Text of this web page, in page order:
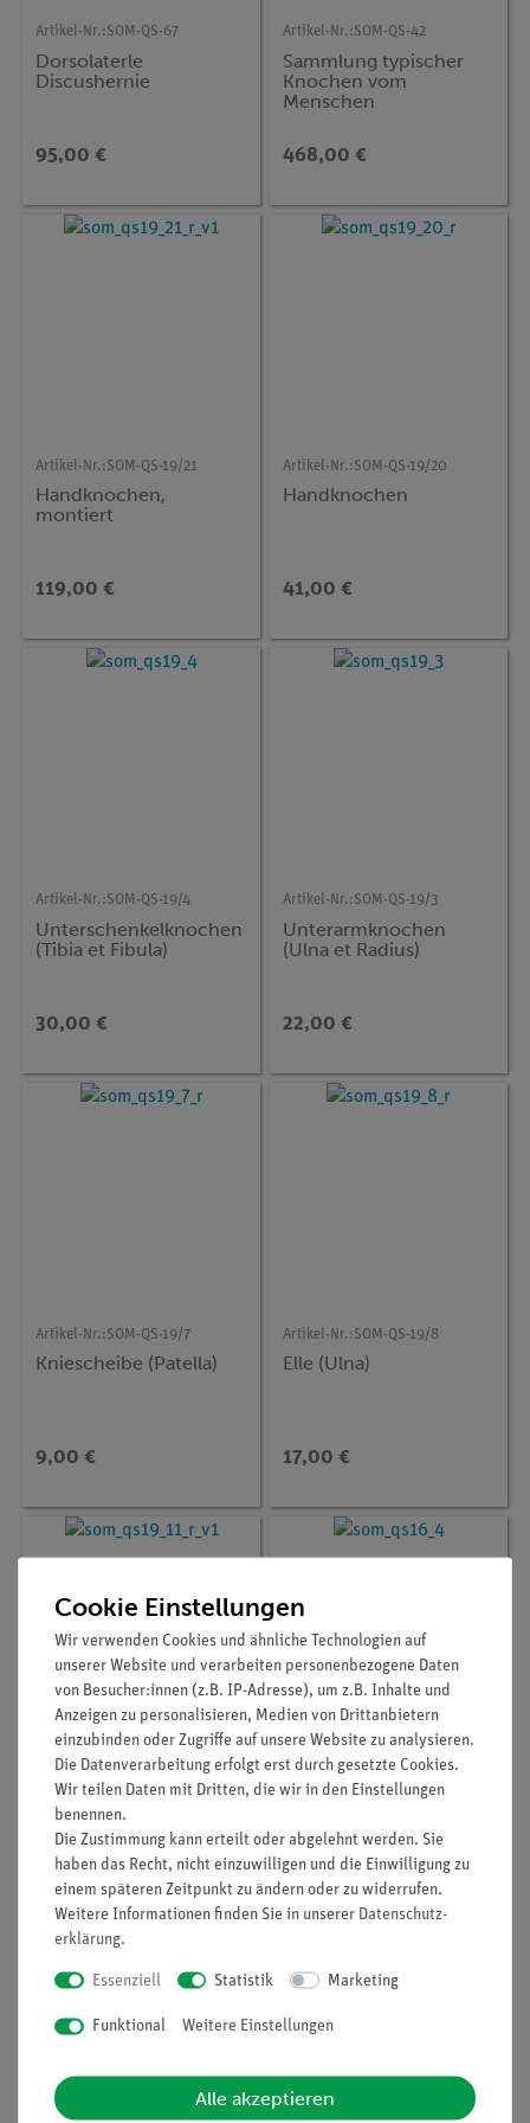
Artikel-Nr.:SOM-QS-67
Dorsolaterle
Discushernie
95,00 €
Artikel-Nr.:SOM-QS-42
Sammlung typischer
Knochen vom
Menschen
468,00 €
Artikel-Nr.:SOM-QS-19/21
Handknochen,
montiert
119,00 €
Artikel-Nr.:SOM-QS-19/20
Handknochen
41,00 €
Artikel-Nr.:SOM-QS-19/4
Unterschenkelknochen
(Tibia et Fibula)
30,00 €
Artikel-Nr.:SOM-QS-19/3
Unterarmknochen
(Ulna et Radius)
22,00 €
Artikel-Nr.:SOM-QS-19/7
Kniescheibe (Patella)
9,00 €
Artikel-Nr.:SOM-QS-19/8
Elle (Ulna)
17,00 €
Artikel-Nr.:SOM-QS-19/11
Fußknochen, montiert
104,00 €
Artikel-Nr.:SOM-QS-16/4
Steißbein (Os coccygis)
10,00 €
Cookie Einstellungen
Wir verwenden Cookies und ähnliche Technologien auf
unserer Website und verarbeiten personenbezogene Daten
von Besucher:innen (z.B. IP-Adresse), um z.B. Inhalte und
Anzeigen zu personalisieren, Medien von Drittanbietern
einzubinden oder Zugriffe auf unsere Website zu analysieren.
Die Datenverarbeitung erfolgt erst durch gesetzte Cookies.
Wir teilen Daten mit Dritten, die wir in den Einstellungen
benennen.
Die Zustimmung kann erteilt oder abgelehnt werden. Sie
haben das Recht, nicht einzuwilligen und die Einwilligung zu
einem späteren Zeitpunkt zu ändern oder zu widerrufen.
Weitere Informationen finden Sie in unserer Daten­schutz­
erklärung.
Essenziell Statistik Marketing
Funktional Weitere Einstellungen
Alle akzeptieren